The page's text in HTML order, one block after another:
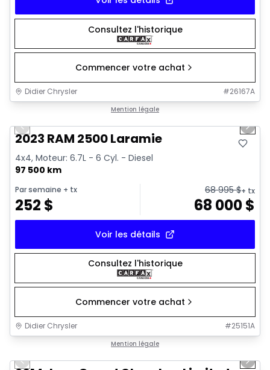
Consultez l'historique
Commencer votre achat
Didier Chrysler #26167A
Mention légale
Previous slide Next
2023 RAM 2500 Laramie
4x4, Moteur: 6.7L - 6 Cyl. - Diesel
97 500 km
Par semaine + tx
252 $
68 995$+ tx
68 000$
Voir les détails
Consultez l'historique
Commencer votre achat
Didier Chrysler #25151A
Mention légale
Previous slide Next